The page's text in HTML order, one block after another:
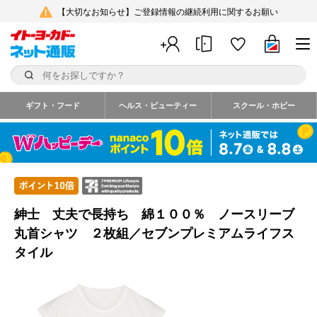
【大切なお知らせ】ご登録情報の継続利用に関するお願い
ギフト・フード ヘルス・ビューティー スクール・ホビー
紳士 丈夫で長持ち 綿１００％ ノースリーブ
丸首シャツ ２枚組／セブンプレミアムライフス
タイル